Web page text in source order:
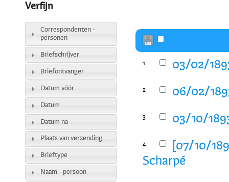
1 03/02/
2 06/02/
3 03/10/
4
[07/10/
Scharpé
Verfijn
Correspondenten -
personen
Briefschrijver
Briefontvanger
Datum vóór
Datum
Datum na
Plaats van verzending
Brieftype
Naam - persoon